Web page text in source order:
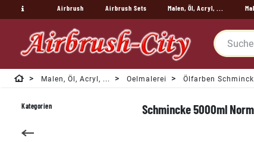
Airbrush Airbrush Sets Malen, Öl, Acryl, ...
Malen, Öl, Acryl, ... Oelmalerei Ölfarben
Schmincke 5000ml
Kategorien